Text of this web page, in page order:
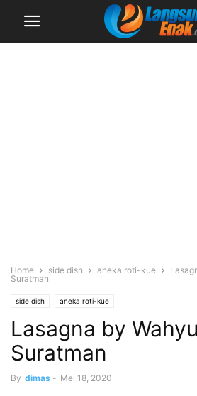
Home side dish aneka roti-kue
Suratman
side dish aneka roti-kue
Lasagna by
Suratman
By dimas - Mei 18, 2020